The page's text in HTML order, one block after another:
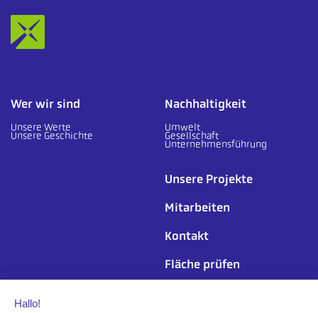
Wer wir sind
Unsere Werte
Unsere Geschichte
Nachhaltigkeit
Umwelt
Gesellschaft
Unternehmensführung
Unsere Projekte
Mitarbeiten
Kontakt
Fläche prüfen